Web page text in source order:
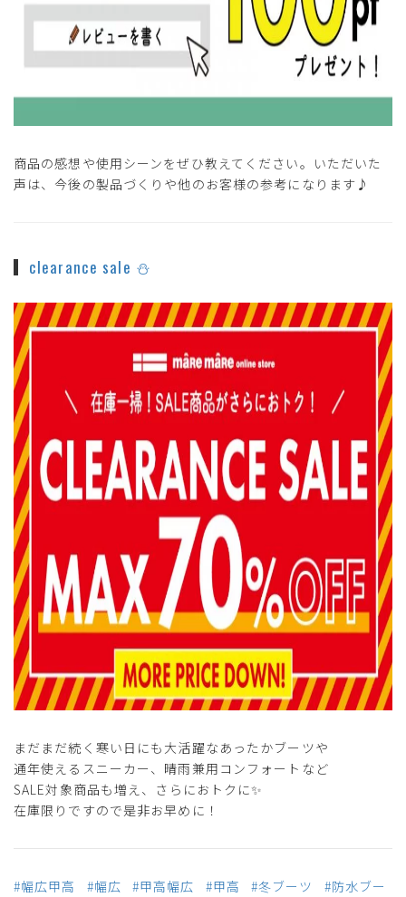
商品の感想や使用シーンをぜひ教えてください。いただいた
声は、今後の製品づくりや他のお客様の参考になります♪
clearance sale ⛄
まだまだ続く寒い日にも大活躍なあったかブーツや
通年使えるスニーカー、晴雨兼用コンフォートなど
SALE対象商品も増え、さらにおトクに✨
在庫限りですので是非お早めに！
#幅広甲高 #幅広 #甲高幅広 #甲高 #冬ブーツ
#防水ブー